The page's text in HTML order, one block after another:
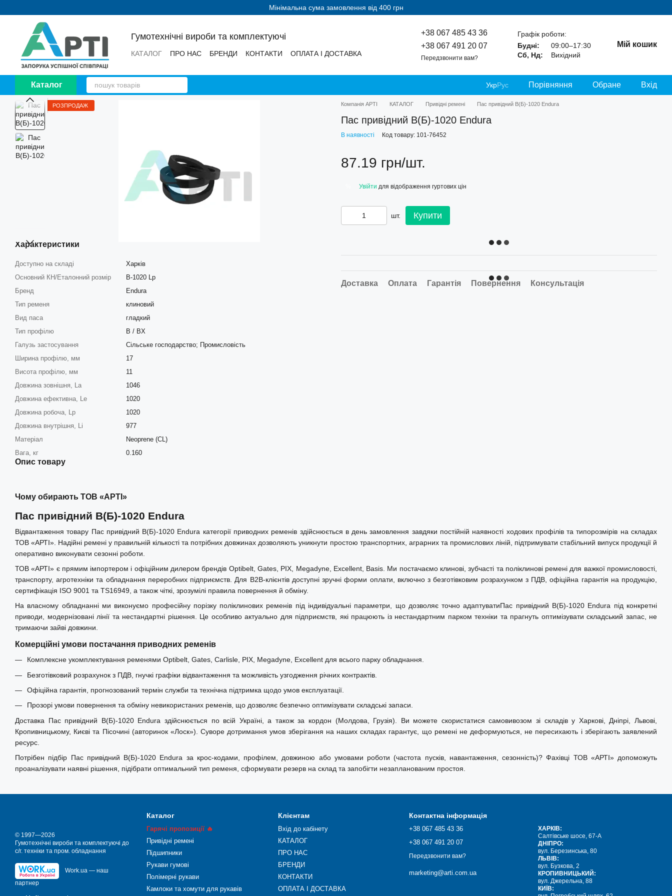
Мінімальна сума замовлення від 400 грн
Гумотехнічні вироби та комплектуючі
КАТАЛОГ ПРО НАС БРЕНДИ КОНТАКТИ
ОПЛАТА І ДОСТАВКА
+38 067 485 43 36
+38 067 491 20 07
Передзвонити вам?
Графік роботи:
Будні:
09:00–17:30
Сб, Нд:
Вихідний
Мій кошик
Каталог УкрРус Порівняння Обране Вхід
РОЗПРОДАЖ
Характеристики
Доступно на складі
Харків
Основний КН/Еталонний розмір
B-1020 Lp
Бренд
Endura
Тип ременя
клиновий
Вид паса
гладкий
Тип профілю
B / BX
Галузь застосування
Сільське господарство; Промисловість
Ширина профілю, мм
17
Висота профілю, мм
11
Довжина зовнішня, La
1046
Довжина ефективна, Le
1020
Довжина робоча, Lp
1020
Довжина внутрішня, Li
977
Матеріал
Neoprene (CL)
Вага, кг
0.160
Опис товару
Компанія АРТІ КАТАЛОГ Привідні ремені Пас привідний В(Б)-1020 Endura
Пас привідний В(Б)-1020 Endura
В наявності Код товару: 101-76452
87.19 грн/шт.
Увійти для відображення гуртових цін
шт. Купити
Доставка Оплата Гарантія Повернення Консультація
Чому обирають ТОВ «АРТІ»
Пас привідний В(Б)-1020 Endura
Відвантаження товару Пас привідний В(Б)-1020 Endura категорії приводних ременів здійснюється в день замовлення завдяки постійній наявності ходових профілів та типорозмірів на складах
ТОВ «АРТІ». Надійні ремені у правильній кількості та потрібних довжинах дозволяють уникнути простою транспортних, аграрних та промислових ліній, підтримувати стабільний випуск продукції й
оперативно виконувати сезонні роботи.
ТОВ «АРТІ» є прямим імпортером і офіційним дилером брендів Optibelt, Gates, PIX, Megadyne, Excellent, Basis. Ми постачаємо клинові, зубчасті та поліклинові ремені для важкої промисловості,
транспорту, агротехніки та обладнання переробних підприємств. Для B2B-клієнтів доступні зручні форми оплати, включно з безготівковим розрахунком з ПДВ, офіційна гарантія на продукцію,
сертифікація ISO 9001 та TS16949, а також чіткі, зрозумілі правила повернення й обміну.
На власному обладнанні ми виконуємо професійну порізку поліклинових ременів під індивідуальні параметри, що дозволяє точно адаптуватиПас привідний В(Б)-1020 Endura під конкретні
приводи, модернізовані лінії та нестандартні рішення. Це особливо актуально для підприємств, які працюють із нестандартним парком техніки та прагнуть оптимізувати складський запас, не
тримаючи зайві довжини.
Комерційні умови постачання приводних ременів
Комплексне укомплектування ременями Optibelt, Gates, Carlisle, PIX, Megadyne, Excellent для всього парку обладнання.
Безготівковий розрахунок з ПДВ, гнучкі графіки відвантаження та можливість узгодження річних контрактів.
Офіційна гарантія, прогнозований термін служби та технічна підтримка щодо умов експлуатації.
Прозорі умови повернення та обміну невикористаних ременів, що дозволяє безпечно оптимізувати складські запаси.
Доставка Пас привідний В(Б)-1020 Endura здійснюється по всій Україні, а також за кордон (Молдова, Грузія). Ви можете скористатися самовивозом зі складів у Харкові, Дніпрі, Львові,
Кропивницькому, Києві та Пісочині (авторинок «Лоск»). Суворе дотримання умов зберігання на наших складах гарантує, що ремені не деформуються, не пересихають і зберігають заявлений
ресурс.
Потрібен підбір Пас привідний В(Б)-1020 Endura за крос-кодами, профілем, довжиною або умовами роботи (частота пусків, навантаження, сезонність)? Фахівці ТОВ «АРТІ» допоможуть
проаналізувати наявні рішення, підібрати оптимальний тип ременя, сформувати резерв на склад та запобігти незапланованим простоя.
© 1997—2026
Гумотехнічні вироби та комплектуючі до
с/г. техніки та пром. обладнання
Work.ua — наш
партнер
Каталог
Гарячі пропозиції 🔥
Привідні ремені
Підшипники
Рукави гумові
Полімерні рукави
Камлоки та хомути для рукавів
Клієнтам
Вхід до кабінету
КАТАЛОГ
ПРО НАС
БРЕНДИ
КОНТАКТИ
ОПЛАТА І ДОСТАВКА
Контактна інформація
+38 067 485 43 36
+38 067 491 20 07
Передзвонити вам?
marketing@arti.com.ua
ХАРКІВ:
Салтівське шосе, 67-А
ДНІПРО:
вул. Березинська, 80
ЛЬВІВ:
вул. Бузкова, 2
КРОПИВНИЦЬКИЙ:
вул. Джерельна, 88
КИЇВ: